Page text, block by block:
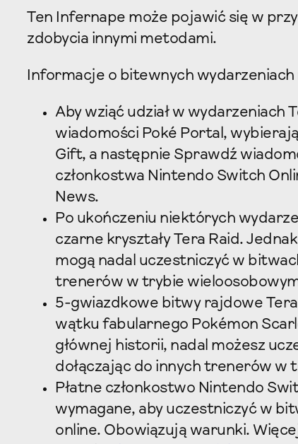
Ten Infernape może pojawić się w
zdobycia innymi metodami.
Informacje o bitewnych
Aby wziąć udział w wydarzeniach
wiadomości Poké Portal,
Gift, a następnie Sprawdź
członkostwa Nintendo Switch
News.
Po ukończeniu niektórych
czarne kryształy Tera Raid.
mogą nadal uczestniczyć w
trenerów w trybie
5-gwiazdkowe bitwy rajdowe
wątku fabularnego Pokémon
głównej historii, nadal możesz
dołączając do innych trenerów w
Płatne członkostwo Nintendo
wymagane, aby uczestniczyć w
online. Obowiązują warunki.